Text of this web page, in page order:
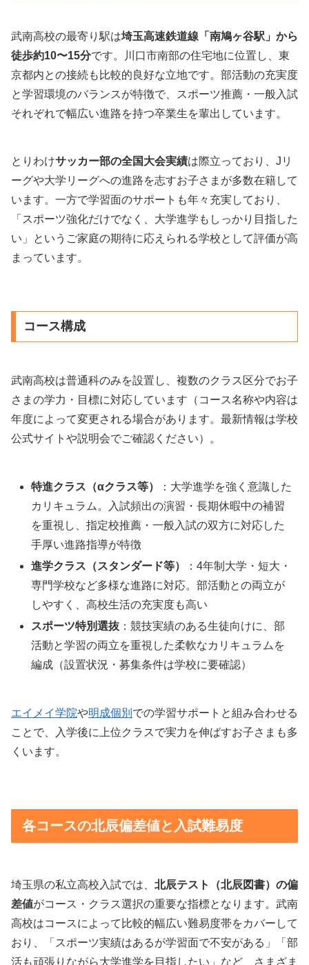
武南高校の最寄り駅は埼玉高速鉄道線「南鳩ヶ谷駅」から
徒歩約10〜15分です。川口市南部の住宅地に位置し、東
京都内との接続も比較的良好な立地です。部活動の充実度
と学習環境のバランスが特徴で、スポーツ推薦・一般入試
それぞれで幅広い進路を持つ卒業生を輩出しています。
とりわけサッカー部の全国大会実績は際立っており、Jリ
ーグや大学リーグへの進路を志すお子さまが多数在籍して
います。一方で学習面のサポートも年々充実しており、
「スポーツ強化だけでなく、大学進学もしっかり目指した
い」というご家庭の期待に応えられる学校として評価が高
まっています。
コース構成
武南高校は普通科のみを設置し、複数のクラス区分でお子
さまの学力・目標に対応しています（コース名称や内容は
年度によって変更される場合があります。最新情報は学校
公式サイトや説明会でご確認ください）。
特進クラス（αクラス等）
：大学進学を強く意識した
カリキュラム。入試頻出の演習・長期休暇中の補習
を重視し、指定校推薦・一般入試の双方に対応した
手厚い進路指導が特徴
進学クラス（スタンダード等）
：4年制大学・短大・
専門学校など多様な進路に対応。部活動との両立が
しやすく、高校生活の充実度も高い
スポーツ特別選抜 ：競技実績のある生徒向けに、部
活動と学習の両立を重視した柔軟なカリキュラムを
編成（設置状況・募集条件は学校に要確認）
エイメイ学院や明成個別 での学習サポートと組み合わせる
ことで、入学後に上位クラスで実力を伸ばすお子さまも多
くいます。
各コースの北辰偏差値と入試難易度
埼玉県の私立高校入試では、 北辰テスト（北辰図書）の偏
差値がコース・クラス選択の重要な指標となります。武南
高校はコースによって比較的幅広い難易度帯をカバーして
おり、「スポーツ実績はあるが学習面で不安がある」「部
活も頑張りながら大学進学を目指したい」など、さまざま